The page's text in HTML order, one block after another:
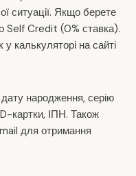
ситуації. Якщо берете
Self Credit (0% ставка).
калькуляторі на сайті
дату народження, серію
картки, ІПН. Також
для отримання